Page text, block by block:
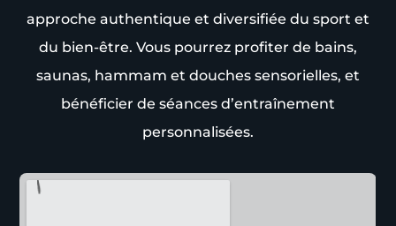
approche authentique et diversifiée du sport et
du bien-être. Vous pourrez profiter de bains,
saunas, hammam et douches sensorielles, et
bénéficier de séances d’entraînement
personnalisées.